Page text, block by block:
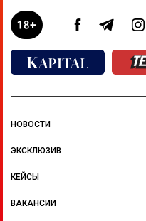
НОВОСТИ
ЭКСКЛЮЗИВ
КЕЙСЫ
ВАКАНСИИ